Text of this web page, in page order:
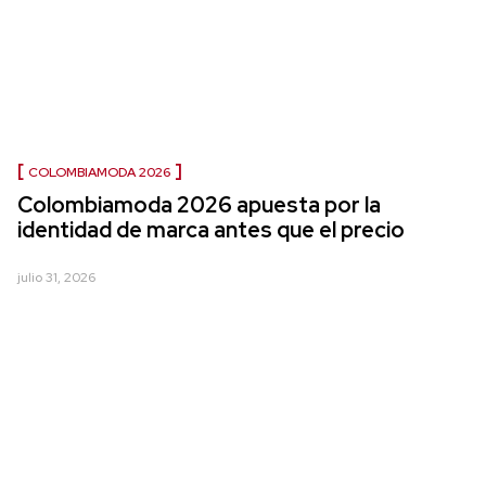
COLOMBIAMODA 2026
Colombiamoda 2026 apuesta por la
identidad de marca antes que el precio
julio 31, 2026